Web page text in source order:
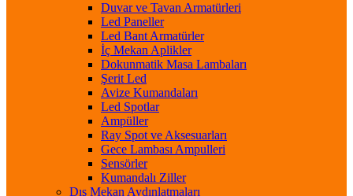
Duvar ve Tavan Armatürleri
Led Paneller
Led Bant Armatürler
İç Mekan Aplikler
Dokunmatik Masa Lambaları
Şerit Led
Avize Kumandaları
Led Spotlar
Ampüller
Ray Spot ve Aksesuarları
Gece Lambası Ampulleri
Sensörler
Kumandalı Ziller
Dış Mekan Aydınlatmaları